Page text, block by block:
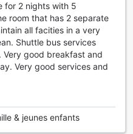
pas là : le Naspa
courts de tennis pour des
pistes de ski à proximité
vous soyez débutant ou
de ski et des locations
vous permettre de
enneigés. De plus, les
pourront se divertir avec
jeux de fléchettes. Pour
plein air, des sentiers de
for 2 nights with 5
room that has 2 separate
all facities in a very
Shuttle bus services
good breakfast and
Very good services and
& jeunes enfants